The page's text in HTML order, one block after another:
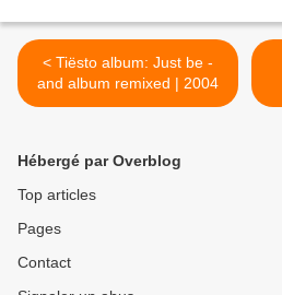
< Tiësto album: Just be -
and album remixed | 2004
Hébergé par Overblog
Top articles
Pages
Contact